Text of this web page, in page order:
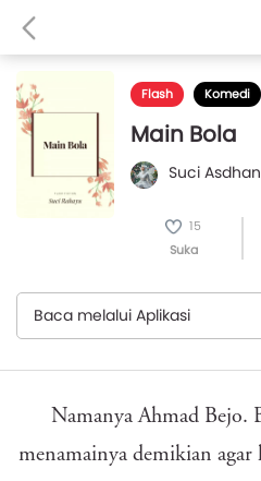
Flash Komedi
Main Bola
Suci Asdhan
15
Suka
Baca melalui Aplikasi
Namanya Ahmad Bejo.
menamainya demikian agar